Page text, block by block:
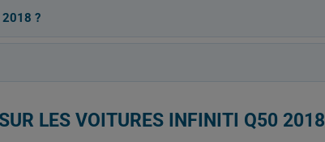
?
LES VOITURES INFINITI Q50 2018